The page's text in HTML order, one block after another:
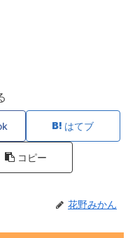
はてブ
コピー
花野みかん